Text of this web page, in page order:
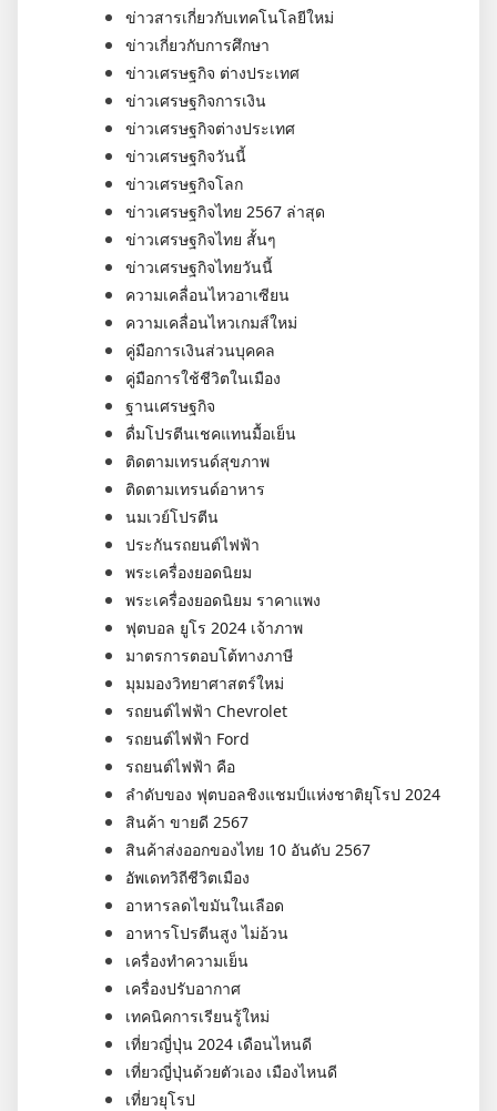
ข่าวสารเกี่ยวกับเทคโนโลยีใหม่
ข่าวเกี่ยวกับการศึกษา
ข่าวเศรษฐกิจ ต่างประเทศ
ข่าวเศรษฐกิจการเงิน
ข่าวเศรษฐกิจต่างประเทศ
ข่าวเศรษฐกิจวันนี้
ข่าวเศรษฐกิจโลก
ข่าวเศรษฐกิจไทย 2567 ล่าสุด
ข่าวเศรษฐกิจไทย สั้นๆ
ข่าวเศรษฐกิจไทยวันนี้
ความเคลื่อนไหวอาเซียน
ความเคลื่อนไหวเกมส์ใหม่
คู่มือการเงินส่วนบุคคล
คู่มือการใช้ชีวิตในเมือง
ฐานเศรษฐกิจ
ดื่มโปรตีนเชคแทนมื้อเย็น
ติดตามเทรนด์สุขภาพ
ติดตามเทรนด์อาหาร
นมเวย์โปรตีน
ประกันรถยนต์ไฟฟ้า
พระเครื่องยอดนิยม
พระเครื่องยอดนิยม ราคาแพง
ฟุตบอล ยูโร 2024 เจ้าภาพ
มาตรการตอบโต้ทางภาษี
มุมมองวิทยาศาสตร์ใหม่
รถยนต์ไฟฟ้า Chevrolet
รถยนต์ไฟฟ้า Ford
รถยนต์ไฟฟ้า คือ
ลำดับของ ฟุตบอลชิงแชมป์แห่งชาติยุโรป 2024
สินค้า ขายดี 2567
สินค้าส่งออกของไทย 10 อันดับ 2567
อัพเดทวิถีชีวิตเมือง
อาหารลดไขมันในเลือด
อาหารโปรตีนสูง ไม่อ้วน
เครื่องทำความเย็น
เครื่องปรับอากาศ
เทคนิคการเรียนรู้ใหม่
เที่ยวญี่ปุ่น 2024 เดือนไหนดี
เที่ยวญี่ปุ่นด้วยตัวเอง เมืองไหนดี
เที่ยวยุโรป